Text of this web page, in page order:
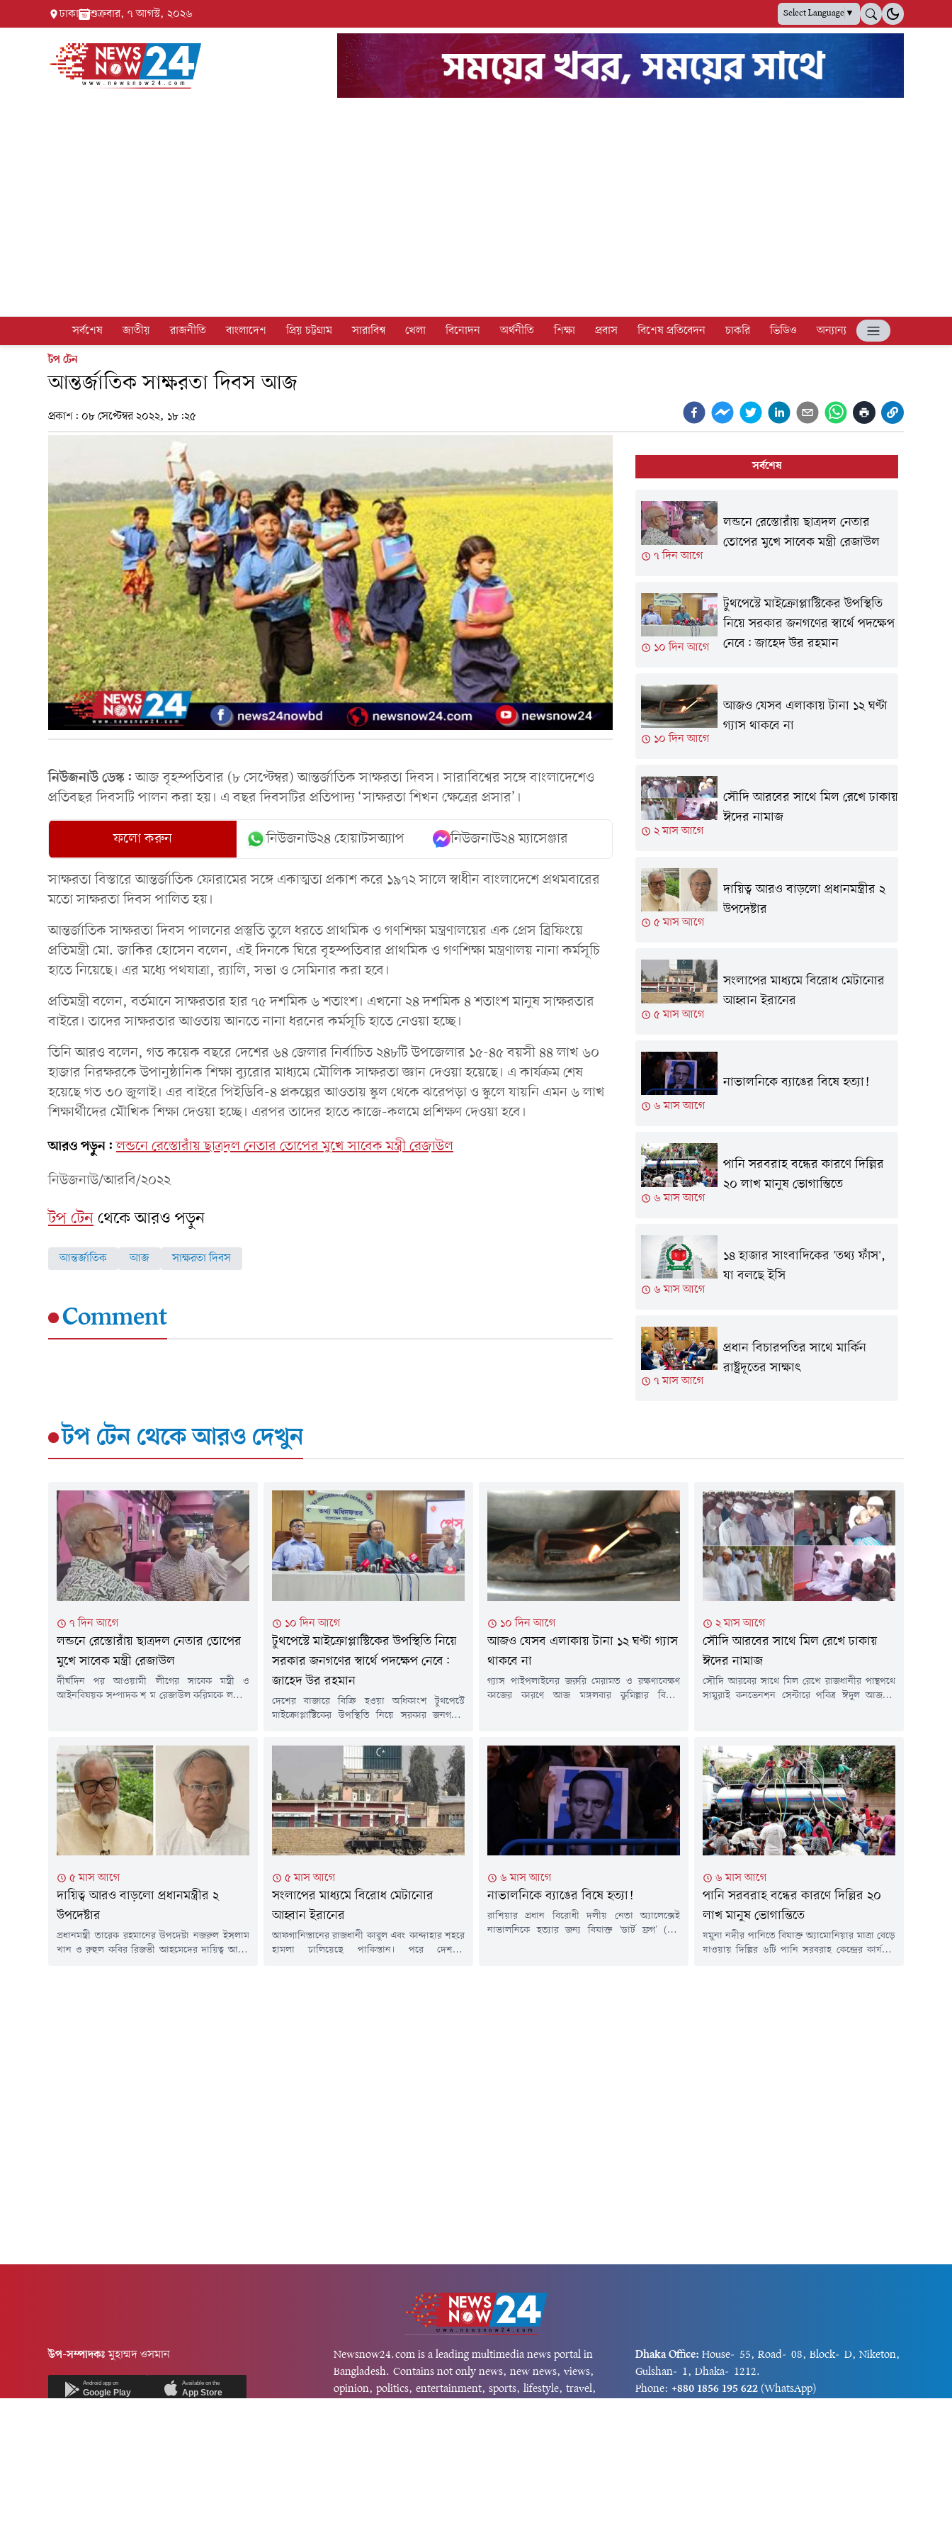
ঢাকা শুক্রবার, ৭ আগস্ট, ২০২৬ Select Language▼
সর্বশেষ জাতীয় রাজনীতি বাংলাদেশ প্রিয় চট্টগ্রাম সারাবিশ্ব খেলা বিনোদন অর্থনীতি শিক্ষা প্রবাস বিশেষ প্রতিবেদন চাকরি ভিডিও
অন্যান্য
টপ টেন
আন্তর্জাতিক সাক্ষরতা দিবস আজ
প্রকাশ: ০৮ সেপ্টেম্বর ২০২২, ১৮:২৫
নিউজনাউ ডেস্ক:আজ বৃহস্পতিবার (৮ সেপ্টেম্বর) আন্তর্জাতিক সাক্ষরতা দিবস। সারাবিশ্বের সঙ্গে বাংলাদেশেও
প্রতিবছর দিবসটি পালন করা হয়। এ বছর দিবসটির প্রতিপাদ্য ‘সাক্ষরতা শিখন ক্ষেত্রের প্রসার’।
ফলো করুন নিউজনাউ২৪ হোয়াটসঅ্যাপ নিউজনাউ২৪ ম্যাসেঞ্জার
সাক্ষরতা বিস্তারে আন্তর্জাতিক ফোরামের সঙ্গে একাত্মতা প্রকাশ করে ১৯৭২ সালে স্বাধীন বাংলাদেশে প্রথমবারের
মতো সাক্ষরতা দিবস পালিত হয়।
আন্তর্জাতিক সাক্ষরতা দিবস পালনের প্রস্তুতি তুলে ধরতে প্রাথমিক ও গণশিক্ষা মন্ত্রণালয়ের এক প্রেস ব্রিফিংয়ে
প্রতিমন্ত্রী মো. জাকির হোসেন বলেন, এই দিনকে ঘিরে বৃহস্পতিবার প্রাথমিক ও গণশিক্ষা মন্ত্রণালয় নানা কর্মসূচি
হাতে নিয়েছে। এর মধ্যে পথযাত্রা, র‌্যালি, সভা ও সেমিনার করা হবে।
প্রতিমন্ত্রী বলেন, বর্তমানে সাক্ষরতার হার ৭৫ দশমিক ৬ শতাংশ। এখনো ২৪ দশমিক ৪ শতাংশ মানুষ সাক্ষরতার
বাইরে। তাদের সাক্ষরতার আওতায় আনতে নানা ধরনের কর্মসূচি হাতে নেওয়া হচ্ছে।
তিনি আরও বলেন, গত কয়েক বছরে দেশের ৬৪ জেলার নির্বাচিত ২৪৮টি উপজেলার ১৫-৪৫ বয়সী ৪৪ লাখ ৬০
হাজার নিরক্ষরকে উপানুষ্ঠানিক শিক্ষা ব্যুরোর মাধ্যমে মৌলিক সাক্ষরতা জ্ঞান দেওয়া হয়েছে। এ কার্যক্রম শেষ
হয়েছে গত ৩০ জুলাই। এর বাইরে পিইডিবি-৪ প্রকল্পের আওতায় স্কুল থেকে ঝরেপড়া ও স্কুলে যায়নি এমন ৬ লাখ
শিক্ষার্থীদের মৌখিক শিক্ষা দেওয়া হচ্ছে। এরপর তাদের হাতে কাজে-কলমে প্রশিক্ষণ দেওয়া হবে।
আরও পড়ুন: লন্ডনে রেস্তোরাঁয় ছাত্রদল নেতার তোপের মুখে সাবেক মন্ত্রী রেজাউল
নিউজনাউ/আরবি/২০২২
টপ টেনথেকে আরও পড়ুন
আন্তর্জাতিক আজ সাক্ষরতা দিবস
Comment
সর্বশেষ
৭ দিন আগে
লন্ডনে রেস্তোরাঁয় ছাত্রদল নেতার
তোপের মুখে সাবেক মন্ত্রী রেজাউল
১০ দিন আগে
টুথপেস্টে মাইক্রোপ্লাস্টিকের উপস্থিতি
নিয়ে সরকার জনগণের স্বার্থে পদক্ষেপ
নেবে: জাহেদ উর রহমান
১০ দিন আগে
আজও যেসব এলাকায় টানা ১২ ঘণ্টা
গ্যাস থাকবে না
২ মাস আগে
সৌদি আরবের সাথে মিল রেখে ঢাকায়
ঈদের নামাজ
৫ মাস আগে
দায়িত্ব আরও বাড়লো প্রধানমন্ত্রীর ২
উপদেষ্টার
৫ মাস আগে
সংলাপের মাধ্যমে বিরোধ মেটানোর
আহ্বান ইরানের
৬ মাস আগে
নাভালনিকে ব্যাঙের বিষে হত্যা!
৬ মাস আগে
পানি সরবরাহ বন্ধের কারণে দিল্লির
২০ লাখ মানুষ ভোগান্তিতে
৬ মাস আগে
১৪ হাজার সাংবাদিকের 'তথ্য ফাঁস',
যা বলছে ইসি
৭ মাস আগে
প্রধান বিচারপতির সাথে মার্কিন
রাষ্ট্রদূতের সাক্ষাৎ
টপ টেনথেকে আরও দেখুন
৭ দিন আগে
লন্ডনে রেস্তোরাঁয় ছাত্রদল নেতার তোপের
মুখে সাবেক মন্ত্রী রেজাউল
দীর্ঘদিন পর আওয়ামী লীগের সাবেক মন্ত্রী ও
আইনবিষয়ক সম্পাদক শ ম রেজাউল করিমকে লন্ডনে
রেজাউল করিম। এক ছাত্রদল নেতা তাকে উদ্দেশ করে
বলতে থাকেন, ১৭ বছর ধরে...
১০ দিন আগে
টুথপেস্টে মাইক্রোপ্লাস্টিকের উপস্থিতি নিয়ে
সরকার জনগণের স্বার্থে পদক্ষেপ নেবে:
জাহেদ উর রহমান
দেশের বাজারে বিক্রি হওয়া অধিকাংশ টুথপেস্টে
মাইক্রোপ্লাস্টিকের উপস্থিতি নিয়ে সরকার জনগণের
তথ্য ও সম্প্রচার উপদেষ্টা জাহেদ উর রহমান।মঙ্গলবার
(২৮ জুলাই) সচিবালয়ে সরকারের সাম্প্রতিক
কর্মকাণ্ডের তথ্য জানাতে আয়োজিত নিয়মিত সংবাদ
সম্মেলনে এক প্রশ্নের জবাবে এ কথা জানান তিনি।
দেশের বাজারে বিক্রি হওয়া বেশিরভাগ টুথপেস্টেই
মাইক্রোপ্লাস্টিকের উপস্থিতি...
১০ দিন আগে
আজও যেসব এলাকায় টানা ১২ ঘণ্টা গ্যাস
থাকবে না
গ্যাস পাইপলাইনের জরুরি মেরামত ও রক্ষণাবেক্ষণ
কাজের কারণে আজ মঙ্গলবার কুমিল্লার বিভিন্ন
ডিস্ট্রিবিউশন কোম্পানি লিমিটেডের আওতাধীন
এলাকায় পর্যায়ক্রমে এ রক্ষণাবেক্ষণ কাজ পরিচালিত
হবে। এ কারণে ২৮ জুলাই (মঙ্গলবার)...
২ মাস আগে
সৌদি আরবের সাথে মিল রেখে ঢাকায়
ঈদের নামাজ
সৌদি আরবের সাথে মিল রেখে রাজধানীর পান্থপথে
সামুরাই কনভেনশন সেন্টারে পবিত্র ঈদুল আজহার
এতে অংশ নেন কয়েকশ মুসল্লি।সৌদি আরবের সাথে
মিল রেখে রাজধানীর পান্থপথে সামুরাই কনভেনশন
সেন্টারে পবিত্র ঈদুল আজহার নামাজ অনুষ্ঠিত...
৫ মাস আগে
দায়িত্ব আরও বাড়লো প্রধানমন্ত্রীর ২
উপদেষ্টার
প্রধানমন্ত্রী তারেক রহমানের উপদেষ্টা নজরুল ইসলাম
খান ও রুহুল কবির রিজভী আহমেদের দায়িত্ব আরও
৫ মাস আগে
সংলাপের মাধ্যমে বিরোধ মেটানোর
আহ্বান ইরানের
আফগানিস্তানের রাজধানী কাবুল এবং কান্দাহার শহরে
হামলা চালিয়েছে পাকিস্তান। পরে দেশটির
৬ মাস আগে
নাভালনিকে ব্যাঙের বিষে হত্যা!
রাশিয়ার প্রধান বিরোধী দলীয় নেতা অ্যালেক্সেই
নাভালনিকে হত্যার জন্য বিষাক্ত 'ডার্ট ফ্রগ' (এক
৬ মাস আগে
পানি সরবরাহ বন্ধের কারণে দিল্লির ২০
লাখ মানুষ ভোগান্তিতে
যমুনা নদীর পানিতে বিষাক্ত অ্যামোনিয়ার মাত্রা বেড়ে
যাওয়ায় দিল্লির ৬টি পানি সরবরাহ কেন্দ্রের কার্যক্রম
উপ-সম্পাদকঃমুহাম্মদ ওসমান
Android app on
Google Play
Available on the
App Store
Newsnow24.com is a leading multimedia news portal in
Bangladesh. Contains not only news, new news, views,
opinion, politics, entertainment, sports, lifestyle, travel,
Dhaka Office: House-55, Road-08, Block-D, Niketon,
Gulshan-1, Dhaka-1212.
Phone: +880 1856 195 622 (WhatsApp)